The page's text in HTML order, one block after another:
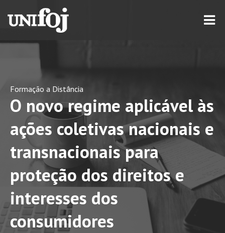
Formação a Distância
O novo regime aplicável às
ações coletivas nacionais e
transnacionais para
proteção dos direitos e
interesses dos
consumidores